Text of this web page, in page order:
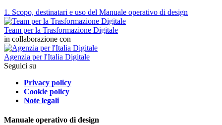
1. Scopo, destinatari e uso del Manuale operativo di design
Team per la Trasformazione Digitale
in collaborazione con
Agenzia per l'Italia Digitale
Seguici su
Privacy policy
Cookie policy
Note legali
Manuale operativo di design